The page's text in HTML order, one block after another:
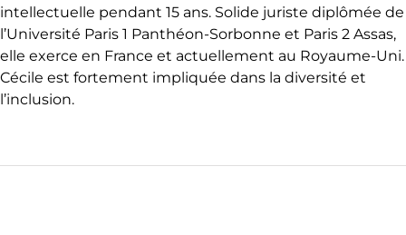
intellectuelle pendant 15 ans. Solide juriste diplômée de
l’Université Paris 1 Panthéon-Sorbonne et Paris 2 Assas,
elle exerce en France et actuellement au Royaume-Uni.
Cécile est fortement impliquée dans la diversité et
l’inclusion.